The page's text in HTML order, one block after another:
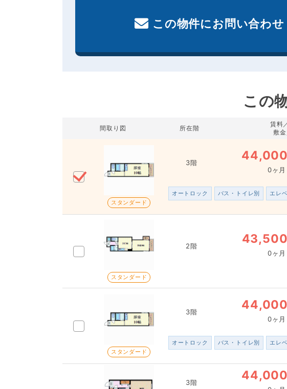
この物件にお問い合わせ
この
間取り図 所在階
賃料
敷
スタンダード
3階 44,000
0ヶ月
オートロック バス・トイレ別 エレ
スタンダード
2階 43,500
0ヶ月
スタンダード
3階 44,000
0ヶ月
オートロック バス・トイレ別 エレ
3階 44,000